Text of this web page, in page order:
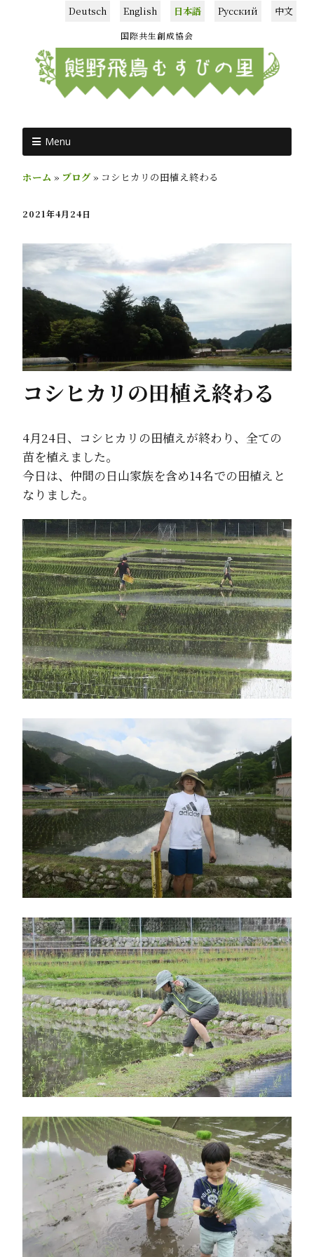
Deutsch English 日本語 Русский 中文
国際共生創成協会
Menu
ホーム » ブログ » コシヒカリの田植え終わる
2021年4月24日
コシヒカリの田植え終わる
4月24日、コシヒカリの田植えが終わり、全ての
苗を植えました。
今日は、仲間の日山家族を含め14名での田植えと
なりました。